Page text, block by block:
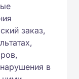
заказ,
в